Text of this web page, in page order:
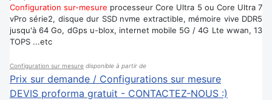
Configuration sur-mesure processeur Core Ultra 5 ou Core Ultra 7
vPro série2, disque dur SSD nvme extractible, mémoire vive DDR5
jusqu'à 64 Go, dGps u-blox, internet mobile 5G / 4G Lte wwan, 13
TOPS ...etc
Configuration sur mesure disponible à partir de
Prix sur demande / Configurations sur mesure
DEVIS proforma gratuit - CONTACTEZ-NOUS :)